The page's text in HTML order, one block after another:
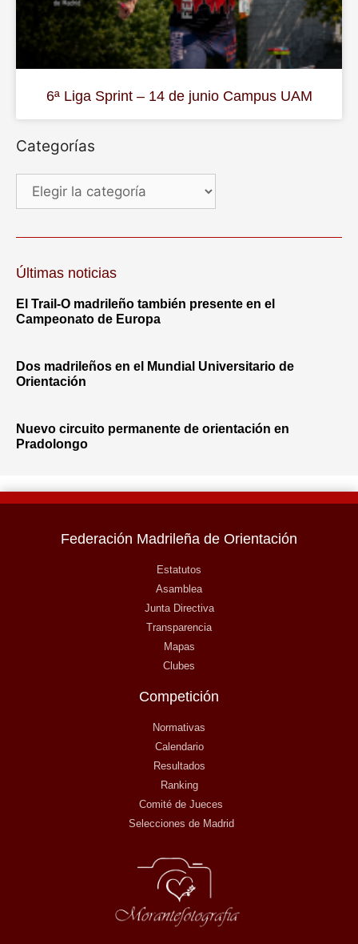
6ª Liga Sprint – 14 de junio Campus UAM
Categorías
Últimas noticias
El Trail-O madrileño también presente en el
Campeonato de Europa
Dos madrileños en el Mundial Universitario de
Orientación
Nuevo circuito permanente de orientación en
Pradolongo
Federación Madrileña de Orientación
Estatutos
Asamblea
Junta Directiva
Transparencia
Mapas
Clubes
Competición
Normativas
Calendario
Resultados
Ranking
Comité de Jueces
Selecciones de Madrid